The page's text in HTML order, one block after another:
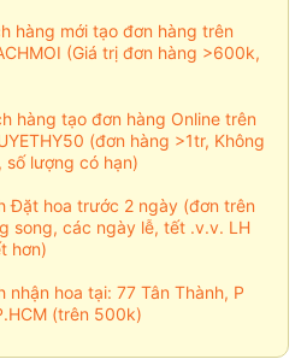
hàng mới tạo đơn hàng trên
(Giá trị đơn hàng >600k,
hàng tạo đơn hàng Online trên
(đơn hàng >1tr, Không
lượng có hạn)
Đặt hoa trước 2 ngày (đơn trên
song, các ngày lễ, tết .v.v. LH
hơn)
hoa tại: 77 Tân Thành, P
(trên 500k)